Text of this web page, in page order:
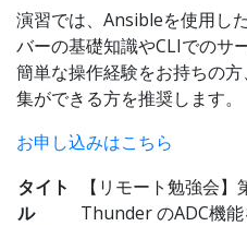
演習では、Ansibleを使用し
バーの基礎知識やCLIでのサ
簡単な操作経験をお持ちの
集ができる方を推奨します。
お申し込みはこちら
タイト
ル
【リモート勉強会
Thunder のADC機能